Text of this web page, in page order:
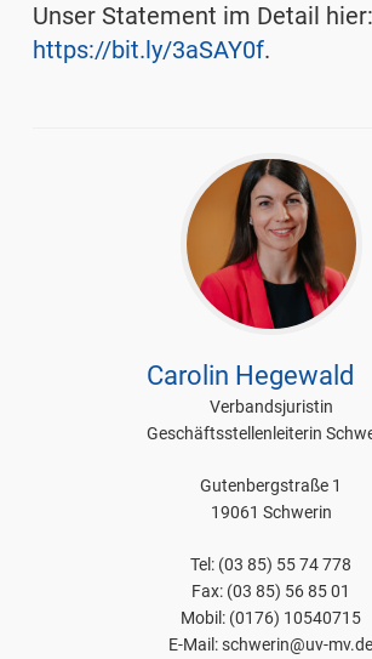
Unser Statement im Detail hier:
https://bit.ly/3aSAY0f.
Carolin Hegewald
Verbandsjuristin
Geschäftsstellenleiterin
Gutenbergstraße 1
19061 Schwerin
Tel: (03 85) 55 74 778
Fax: (03 85) 56 85 01
Mobil: (0176) 10540715
E-Mail: schwerin@uv-mv.de